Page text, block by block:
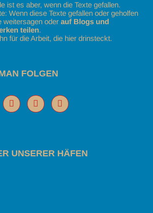
ist es aber, wenn die Texte gefallen.
Wenn diese Texte gefallen oder geholfen
weitersagen oder auf Blogs und
teilen.
für die Arbeit, die hier drinsteckt.
FOLGEN
UNSERER HÄFEN